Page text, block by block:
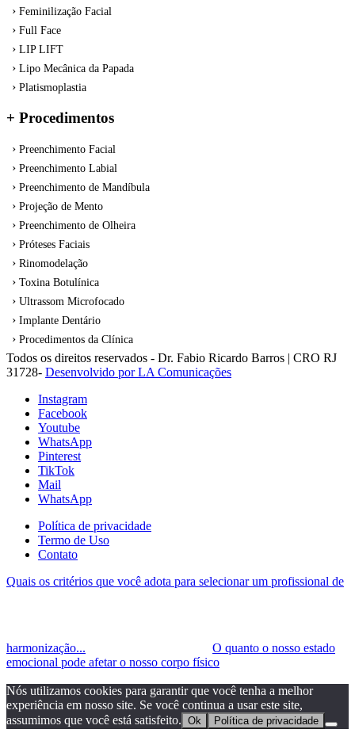
Feminilização Facial
Full Face
LIP LIFT
Lipo Mecânica da Papada
Platismoplastia
+ Procedimentos
Preenchimento Facial
Preenchimento Labial
Preenchimento de Mandíbula
Projeção de Mento
Preenchimento de Olheira
Próteses Faciais
Rinomodelação
Toxina Botulínica
Ultrassom Microfocado
Implante Dentário
Procedimentos da Clínica
Todos os direitos reservados - Dr. Fabio Ricardo Barros | CRO RJ
31728- Desenvolvido por LA Comunicações
Instagram
Facebook
Youtube
WhatsApp
Pinterest
TikTok
Mail
WhatsApp
Política de privacidade
Termo de Uso
Contato
Quais os critérios que você adota para selecionar um profissional de
harmonização...
O quanto o nosso estado
emocional pode afetar o nosso corpo físico
Nós utilizamos cookies para garantir que você tenha a melhor
experiência em nosso site. Se você continua a usar este site,
assumimos que você está satisfeito. Ok Política de privacidade